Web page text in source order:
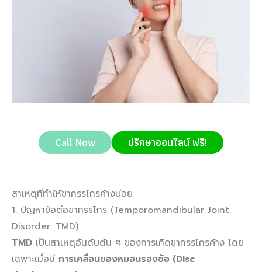
Call Now ปรึกษาออนไลน์ ฟรี!
สาเหตุที่ทำให้ขากรรไกรค้างบ่อย
1. ปัญหาข้อต่อขากรรไกร (Temporomandibular Joint
Disorder: TMD)
TMD เป็นสาเหตุอันดับต้น ๆ ของการเกิดขากรรไกรค้าง โดย
เฉพาะเมื่อมี การเคลื่อนของหมอนรองข้อ (Disc